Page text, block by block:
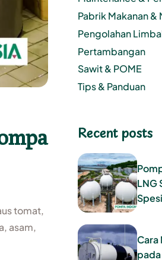
tomat,
asam,
Pabrik Makanan &
Pengolahan
Pertambangan
Sawit & POME
Tips & Panduan
Recent posts
LNG
Cara